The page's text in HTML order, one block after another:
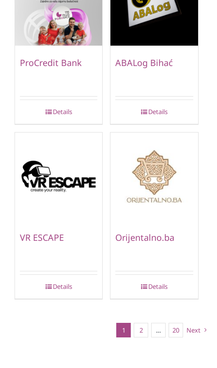
ProCredit Bank
Details
ABALog Bihać
Details
VR ESCAPE
Details
Orijentalno.ba
Details
1 2 … 20 Next